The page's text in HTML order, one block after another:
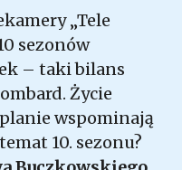
„Tele
sezonów
– taki bilans
Życie
planie wspominają
10. sezonu?